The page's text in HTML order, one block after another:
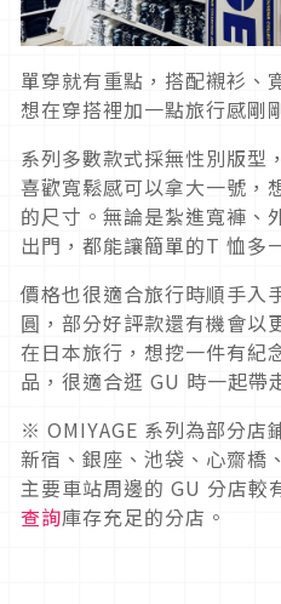
單穿就有重點，搭配襯衫、
想在穿搭裡加一點旅行感剛
系列多數款式採無性別版型
喜歡寬鬆感可以拿大一號，
的尺寸。無論是紮進寬褲、
出門，都能讓簡單的T 恤多
價格也很適合旅行時順手入
圓，部分好評款還有機會以
在日本旅行，想挖一件有紀
品，很適合逛 GU 時一起帶
※ OMIYAGE 系列為部分店
新宿、銀座、池袋、心齋橋
主要車站周邊的 GU 分店較
查詢庫存充足的分店。